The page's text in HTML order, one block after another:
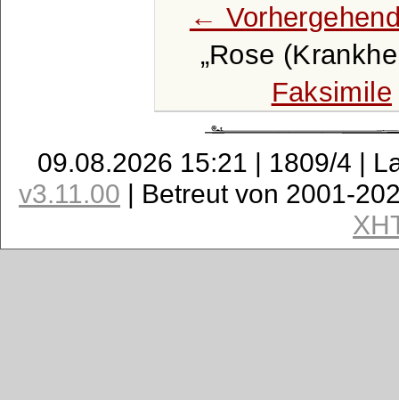
←
Rose
Faksimile
09.08.2026 15:21 | 1809/4 |
v3.11.00 | Betreut von 2001-